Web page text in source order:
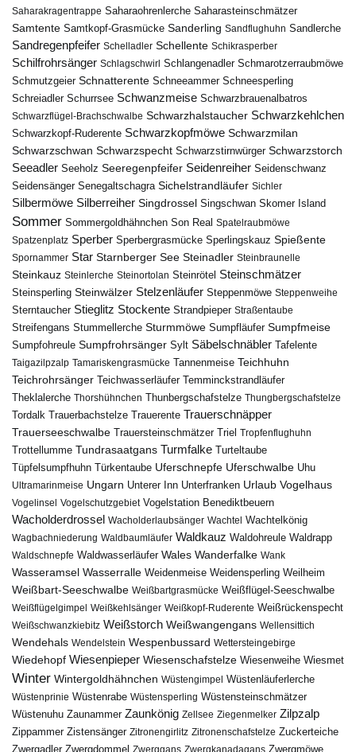
Saharakragentrappe Saharaohrenlerche Saharasteinschmätzer
Samtente Samtkopf-Grasmücke Sanderling Sandflughuhn Sandlerche
Sandregenpfeifer Schelladler Schellente Schikrasperber
Schilfrohrsänger Schlagschwirl Schlangenadler Schmarotzerraubmöwe
Schmutzgeier Schnatterente Schneeammer Schneesperling
Schreiadler Schurrsee Schwanzmeise Schwarzbrauenalbatros
Schwarzflügel-Brachschwalbe Schwarzhalstaucher Schwarzkehlchen
Schwarzkopf-Ruderente Schwarzkopfmöwe Schwarzmilan
Schwarzschwan Schwarzspecht Schwarzstirnwürger Schwarzstorch
Seeadler Seeholz Seeregenpfeifer Seidenreiher Seidenschwanz
Seidensänger Senegaltschagra Sichelstrandläufer Sichler
Silbermöwe Silberreiher Singdrossel Singschwan Skomer Island
Sommer Sommergoldhähnchen Son Real Spatelraubmöwe
Spatzenplatz Sperber Sperbergrasmücke Sperlingskauz Spießente
Spornammer Star Starnberger See Steinadler Steinbraunelle
Steinkauz Steinlerche Steinortolan Steinrötel Steinschmätzer
Steinsperling Steinwälzer Stelzenläufer Steppenmöwe Steppenweihe
Sterntaucher Stieglitz Stockente Strandpieper Straßentaube
Streifengans Stummellerche Sturmmöwe Sumpfläufer Sumpfmeise
Sumpfohreule Sumpfrohrsänger Sylt Säbelschnäbler Tafelente
Taigazilpzalp Tamariskengrasmücke Tannenmeise Teichhuhn
Teichrohrsänger Teichwasserläufer Temminckstrandläufer
Theklalerche Thorshühnchen Thunbergschafstelze Thungbergschafstelze
Tordalk Trauerbachstelze Trauerente Trauerschnäpper
Trauerseeschwalbe Trauersteinschmätzer Triel Tropfenflughuhn
Trottellumme Tundrasaatgans Turmfalke Turteltaube
Tüpfelsumpfhuhn
Türkentaube Uferschnepfe Uferschwalbe Uhu
Ultramarinmeise Ungarn Unterer Inn Unterfranken Urlaub Vogelhaus
Vogelinsel Vogelschutzgebiet Vogelstation Benediktbeuern
Wacholderdrossel Wacholderlaubsänger Wachtel Wachtelkönig
Wagbachniederung Waldbaumläufer Waldkauz Waldohreule Waldrapp
Waldschnepfe Waldwasserläufer Wales Wanderfalke Wank
Wasseramsel Wasserralle Weidenmeise Weidensperling Weilheim
Weißbart-Seeschwalbe Weißbartgrasmücke Weißflügel-Seeschwalbe
Weißflügelgimpel Weißkehlsänger Weißkopf-Ruderente Weißrückenspecht
Weißschwanzkiebitz Weißstorch Weißwangengans Wellensittich
Wendehals Wendelstein Wespenbussard Wettersteingebirge
Wiedehopf Wiesenpieper Wiesenschafstelze Wiesenweihe Wiesmet
Winter Wintergoldhähnchen Wüstengimpel Wüstenläuferlerche
Wüstenprinie Wüstenrabe Wüstensperling Wüstensteinschmätzer
Wüstenuhu Zaunammer Zaunkönig Zellsee Ziegenmelker Zilpzalp
Zippammer Zistensänger Zitronengirlitz Zitronenschafstelze Zuckerteiche
Zwergadler Zwergdommel Zwerggans Zwergkanadagans Zwergmöwe